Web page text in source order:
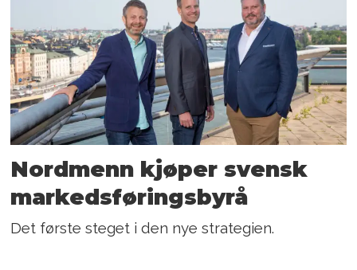
Nordmenn kjøper svensk
markedsføringsbyrå
Det første steget i den nye strategien.